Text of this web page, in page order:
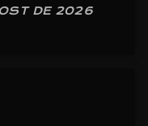
DE 2026